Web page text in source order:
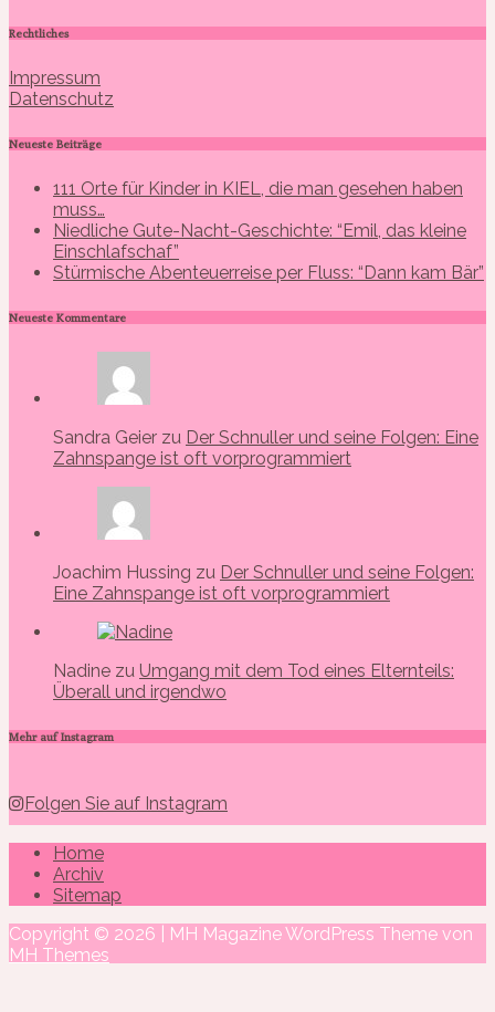
Rechtliches
Impressum
Datenschutz
Neueste Beiträge
111 Orte für Kinder in KIEL, die man gesehen haben
muss…
Niedliche Gute-Nacht-Geschichte: “Emil, das kleine
Einschlafschaf”
Stürmische Abenteuerreise per Fluss: “Dann kam Bär”
Neueste Kommentare
Sandra Geier zu Der Schnuller und seine Folgen: Eine
Zahnspange ist oft vorprogrammiert
Joachim Hussing zu Der Schnuller und seine Folgen:
Eine Zahnspange ist oft vorprogrammiert
Nadine zu Umgang mit dem Tod eines Elternteils:
Überall und irgendwo
Mehr auf Instagram
Folgen Sie auf Instagram
Home
Archiv
Sitemap
Copyright © 2026 | MH Magazine WordPress Theme von
MH Themes